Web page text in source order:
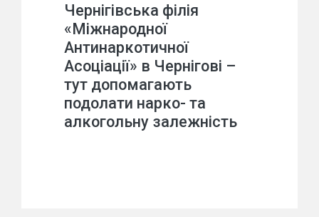
Чернігівська філія
«Міжнародної
Антинаркотичної
Асоціації» в Чернігові –
тут допомагають
подолати нарко- та
алкогольну залежність